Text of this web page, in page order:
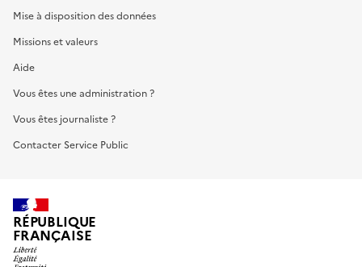
Mise à disposition des données
Missions et valeurs
Aide
Vous êtes une administration ?
Vous êtes journaliste ?
Contacter Service Public
RÉPUBLIQUE
FRANÇAISE